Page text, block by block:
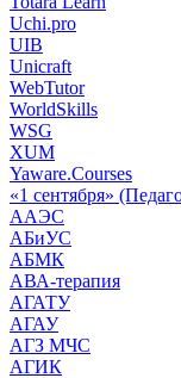
Uchi.pro
UIB
Unicraft
WebTutor
WorldSkills
WSG
XUM
Yaware.Courses
«1 сентября»
ААЭС
АБиУС
АБМК
АВА-терапия
АГАТУ
АГАУ
АГЗ МЧС
АГИК